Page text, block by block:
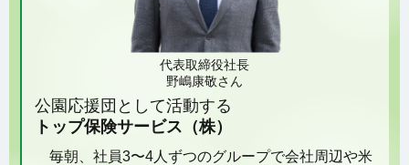
代表取締役社長
野嶋康敬さん
公園応援団として活動する
トップ保険サービス（株）
毎朝、社員3〜4人ずつのグループで会社周辺や米